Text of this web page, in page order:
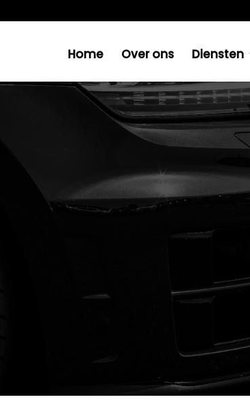
Home Over ons Diensten
EEN CRUCIAAL